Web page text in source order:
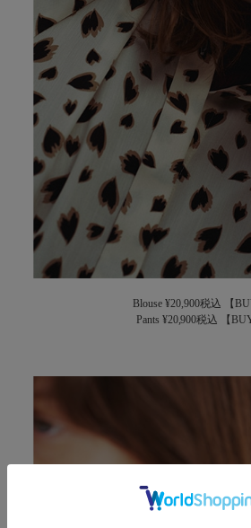
Blouse ¥20,900税込
【
Pants ¥20,900税込
【